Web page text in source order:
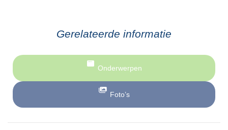
Gerelateerde informatie
Onderwerpen
Foto’s